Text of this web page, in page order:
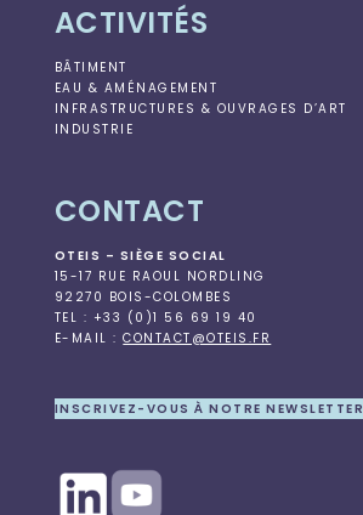
ACTIVITÉS
BÂTIMENT
EAU & AMÉNAGEMENT
INFRASTRUCTURES & OUVRAGES D’ART
INDUSTRIE
CONTACT
OTEIS – SIÈGE SOCIAL
15-17 RUE RAOUL NORDLING
92270 BOIS-COLOMBES
TEL : +33 (0)1 56 69 19 40
E-MAIL :CONTACT@OTEIS.FR
INSCRIVEZ-VOUS À NOTRE NEWSLETTER